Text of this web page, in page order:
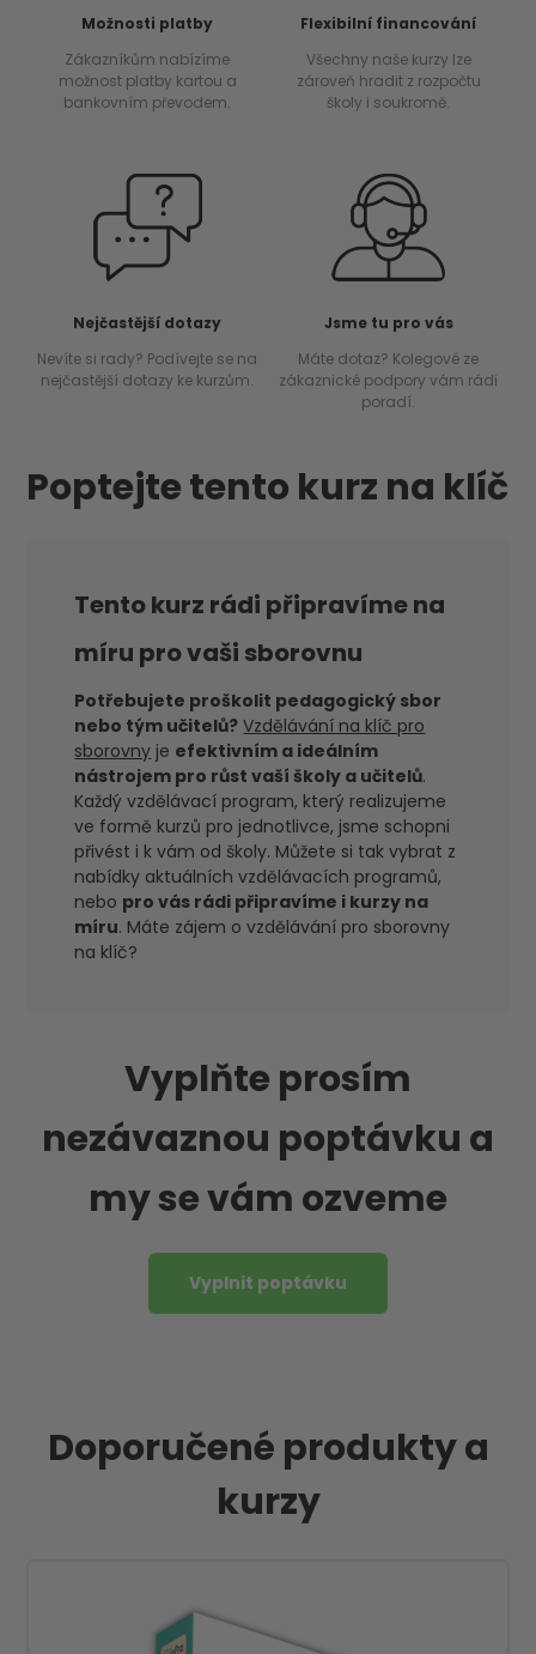
Možnosti platby
Zákazníkům nabízíme
možnost platby kartou a
bankovním převodem.
Flexibilní financování
Všechny naše kurzy lze
zároveň hradit z rozpočtu
školy i soukromě.
Nejčastější dotazy
Nevíte si rady? Podívejte se na
nejčastější dotazy ke kurzům.
Jsme tu pro vás
Máte dotaz? Kolegové ze
zákaznické podpory vám rádi
poradí.
Poptejte tento kurz na klíč
Tento kurz rádi připravíme na
míru pro vaši sborovnu
Potřebujete proškolit pedagogický sbor
nebo tým učitelů? Vzdělávání na klíč pro
sborovny je efektivním a ideálním
nástrojem pro růst vaší školy a učitelů.
Každý vzdělávací program, který realizujeme
ve formě kurzů pro jednotlivce, jsme schopni
přivést i k vám od školy. Můžete si tak vybrat z
nabídky aktuálních vzdělávacích programů,
nebo pro vás rádi připravíme i kurzy na
míru. Máte zájem o vzdělávání pro sborovny
na klíč?
Vyplňte prosím
nezávaznou poptávku a
my se vám ozveme
Vyplnit poptávku
Doporučené produkty a
kurzy